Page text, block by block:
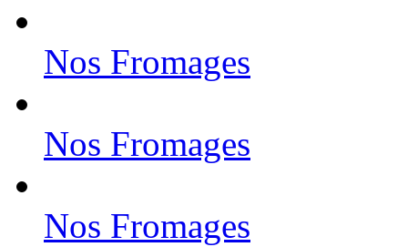
Nos Fromages
Nos Fromages
Nos Fromages